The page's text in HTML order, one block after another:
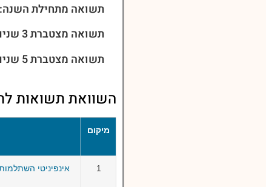
תשואה מתחילת השנה:
תשואה מצטברת 3 שנים:
תשואה מצטברת 5 שנים:
השוואת תשואות
מיקום
1